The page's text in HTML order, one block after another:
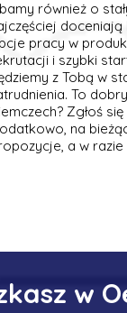
również o
doceniają
pracy w
i szybki
z Tobą w
To
Zgłoś
na
a w
w